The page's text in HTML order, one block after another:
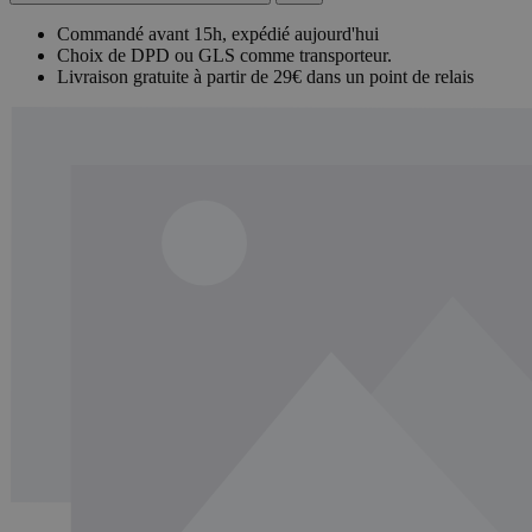
Commandé avant 15h, expédié aujourd'hui
Choix de DPD ou GLS comme transporteur.
Livraison gratuite à partir de 29€ dans un point de relais